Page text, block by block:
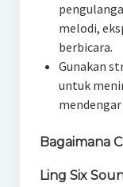
melodi,
berbicara.
Gunakan
untuk
Bagaimana
Ling Six